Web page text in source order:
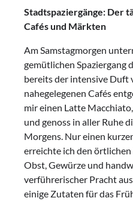
Stadtspaziergänge: Der
Cafés und Märkten
Am Samstagmorgen
gemütlichen Spaziergang
bereits der intensive Duft
nahegelegenen Cafés
mir einen Latte
und genoss in aller Ruhe
Morgens. Nur einen
erreichte ich den
Obst, Gewürze und
verführerischer Pracht
einige Zutaten für das